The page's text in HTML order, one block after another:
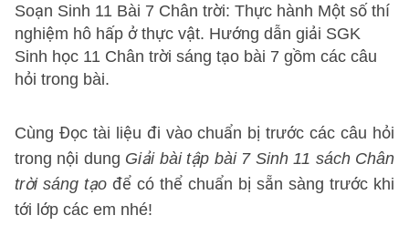
Soạn Sinh 11 Bài 7 Chân trời: Thực hành Một số thí
nghiệm hô hấp ở thực vật. Hướng dẫn giải SGK
Sinh học 11 Chân trời sáng tạo bài 7 gồm các câu
hỏi trong bài.
Cùng Đọc tài liệu đi vào chuẩn bị trước các câu hỏi
trong nội dung Giải bài tập bài 7 Sinh 11 sách Chân
trời sáng tạo để có thể chuẩn bị sẵn sàng trước khi
tới lớp các em nhé!